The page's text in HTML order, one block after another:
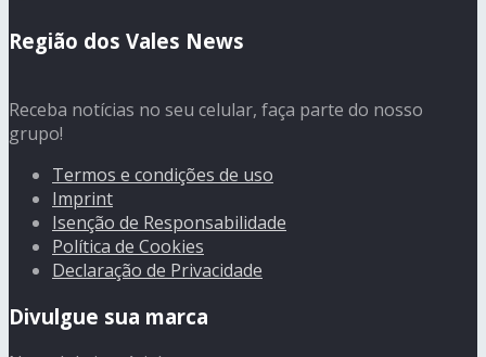
Região dos Vales News
Receba notícias no seu celular, faça parte do nosso
grupo!
Termos e condições de uso
Imprint
Isenção de Responsabilidade
Política de Cookies
Declaração de Privacidade
Divulgue sua marca